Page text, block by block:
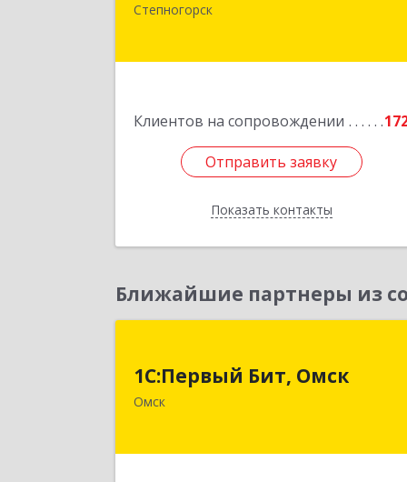
Степногорск
Клиентов на сопровождении
Отправить заявку
Показать контакты
Акмолинская, Степногорск, 3, дом №
Отправить заявку
Назад
Ближайшие партнеры из
1С:Первый Бит, Омск
Омск
644099, Омская обл, Омск г, Гагарина